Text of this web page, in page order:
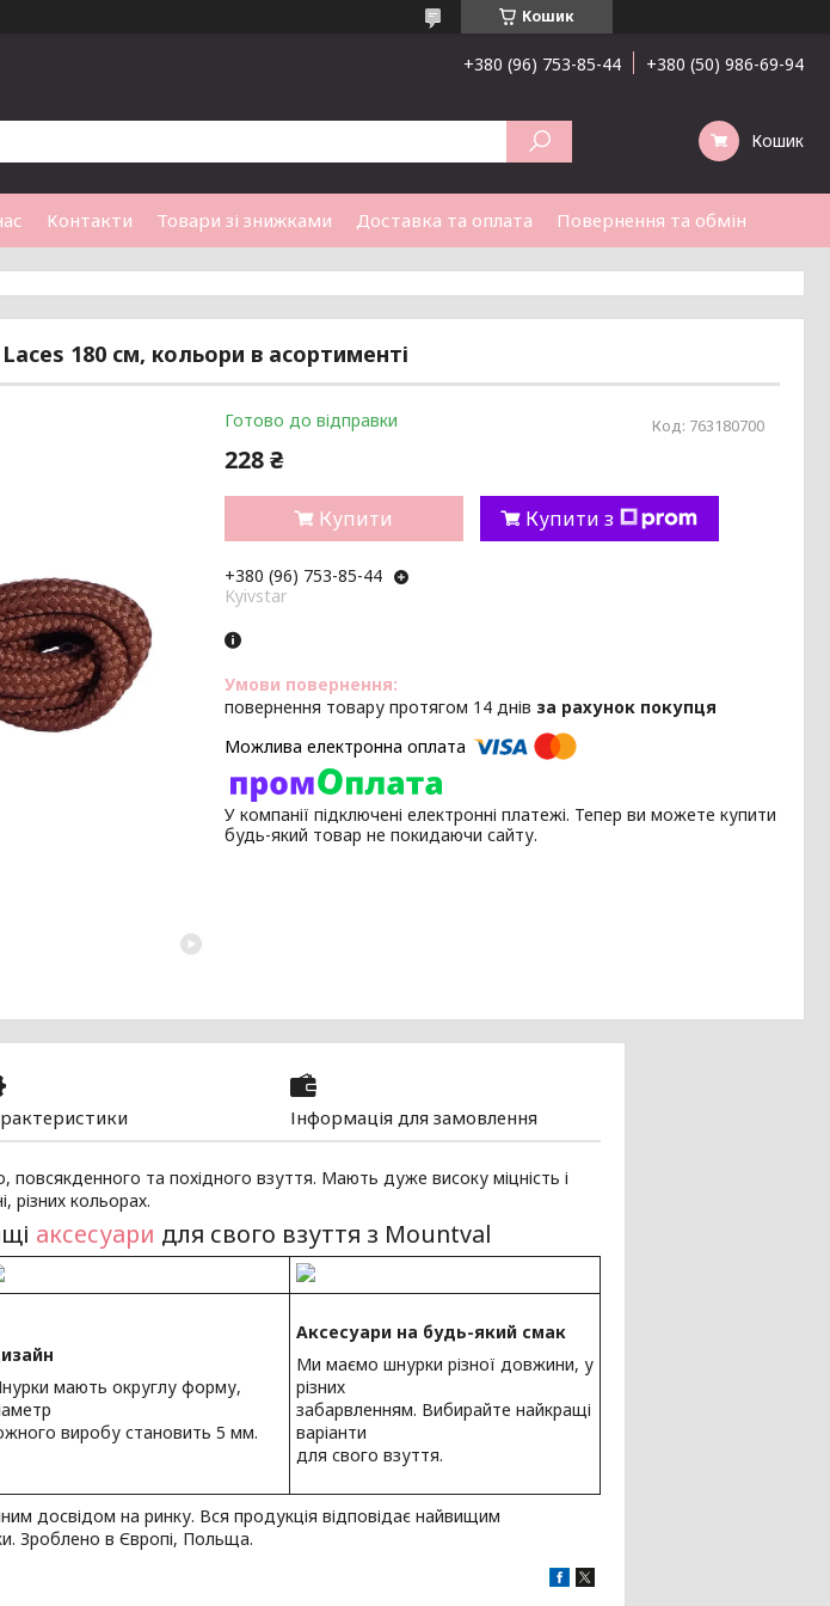
Кошик
+380 (96) 753-85-44 +380 (50) 986-69-94
Кошик
Контакти Товари зі знижками Доставка та оплата Повернення та обмін
180 см, кольори в асортименті
Готово до відправки Код: 763180700
228 ₴
Купити Купити з
+380 (96) 753-85-44
Kyivstar
повернення товару протягом 14 днів за рахунок покупця
У компанії підключені електронні платежі. Тепер ви можете купити
будь-який товар не покидаючи сайту.
Інформація для замовлення
та похідного взуття. Мають дуже високу міцність і
різних кольорах.
аксесуари для свого взуття з Mountval
мають округлу форму,
виробу становить 5 мм.
Аксесуари на будь-який смак
Ми маємо шнурки різної довжини, у
різних
забарвленням. Вибирайте найкращі
варіанти
для свого взуття.
досвідом на ринку. Вся продукція відповідає найвищим
Зроблено в Європі, Польща.